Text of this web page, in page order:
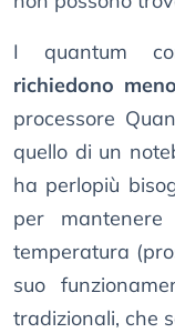
I quantum
richiedono
processore
quello di un
ha perlopiù
per
temperatura
suo
tradizionali, che